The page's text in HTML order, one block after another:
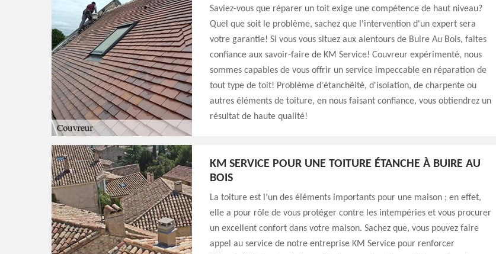
Saviez-vous que réparer un toit exige une compétence de haut niveau?
Quel que soit le problème, sachez que l'intervention d'un expert sera
votre garantie! Si vous vous situez aux alentours de Buire Au Bois, faites
confiance aux savoir-faire de KM Service! Couvreur expérimenté, nous
sommes capables de vous offrir un service impeccable en réparation de
tout type de toit! Problème d'étanchéité, d'isolation, de charpente ou
autres éléments de toiture, en nous faisant confiance, vous obtiendrez un
résultat de haute qualité!
KM SERVICE POUR UNE TOITURE ÉTANCHE À BUIRE AU
BOIS
La toiture est l’un des éléments importants pour une maison ; en effet,
elle a pour rôle de vous protéger contre les intempéries et vous procurer
un excellent confort dans votre maison. Sachez que, vous pouvez faire
appel au service de notre entreprise KM Service pour renforcer